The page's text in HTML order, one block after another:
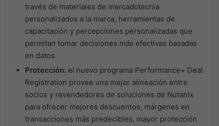
través de materiales de mercadotecnia
personalizados a la marca, herramientas de
capacitación y percepciones personalizadas que
permitan tomar decisiones más efectivas basadas
en datos.
Protección: el nuevo programa Performance+ Deal
Registration provee una mejor alineación entre
socios y revendedores de soluciones de Nutanix
para ofrecer mejores descuentos, márgenes en
transacciones más predecibles, mayor protección